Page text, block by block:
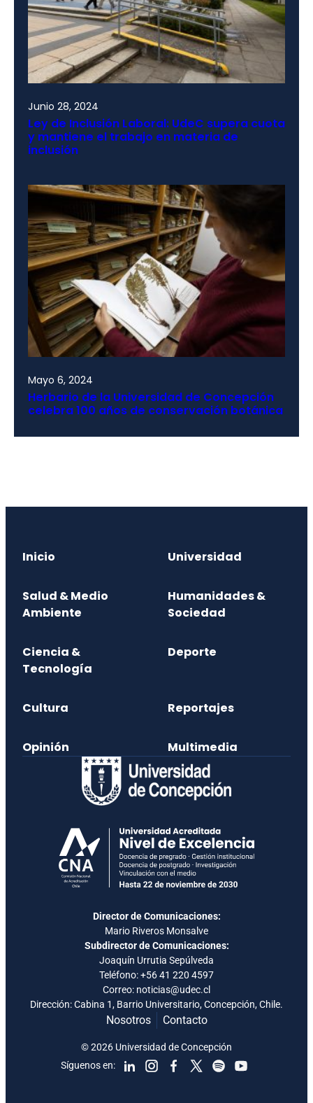
Junio 28, 2024
Ley de Inclusión Laboral: UdeC supera cuota
y mantiene el trabajo en materia de
inclusión
Mayo 6, 2024
Herbario de la Universidad de Concepción
celebra 100 años de conservación botánica
Inicio Universidad
Salud & Medio
Ambiente
Humanidades &
Sociedad
Ciencia &
Tecnología
Deporte
Cultura Reportajes
Opinión Multimedia
Director de Comunicaciones:
Mario Riveros Monsalve
Subdirector de Comunicaciones:
Joaquín Urrutia Sepúlveda
Teléfono:+56 41 220 4597
Correo: noticias@udec.cl
Dirección: Cabina 1, Barrio Universitario, Concepción, Chile.
Nosotros Contacto
Síguenos en:
© 2026 Universidad de Concepción